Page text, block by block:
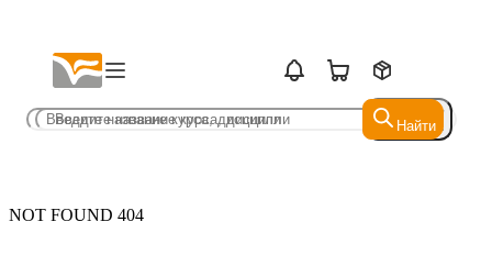
Найти
Найти
NOT FOUND 404